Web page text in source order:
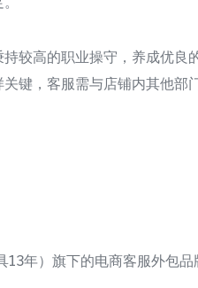
较高的职业操守，养成优
键，客服需与店铺内其他部
13年）旗下的电商客服外包